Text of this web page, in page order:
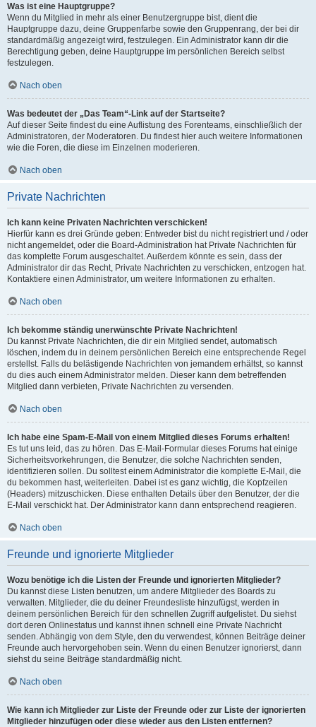
Was ist eine Hauptgruppe?
Wenn du Mitglied in mehr als einer Benutzergruppe bist, dient die
Hauptgruppe dazu, deine Gruppenfarbe sowie den Gruppenrang, der bei dir
standardmäßig angezeigt wird, festzulegen. Ein Administrator kann dir die
Berechtigung geben, deine Hauptgruppe im persönlichen Bereich selbst
festzulegen.
Nach oben
Was bedeutet der „Das Team“-Link auf der Startseite?
Auf dieser Seite findest du eine Auflistung des Forenteams, einschließlich der
Administratoren, der Moderatoren. Du findest hier auch weitere Informationen
wie die Foren, die diese im Einzelnen moderieren.
Nach oben
Private Nachrichten
Ich kann keine Privaten Nachrichten verschicken!
Hierfür kann es drei Gründe geben: Entweder bist du nicht registriert und / oder
nicht angemeldet, oder die Board-Administration hat Private Nachrichten für
das komplette Forum ausgeschaltet. Außerdem könnte es sein, dass der
Administrator dir das Recht, Private Nachrichten zu verschicken, entzogen hat.
Kontaktiere einen Administrator, um weitere Informationen zu erhalten.
Nach oben
Ich bekomme ständig unerwünschte Private Nachrichten!
Du kannst Private Nachrichten, die dir ein Mitglied sendet, automatisch
löschen, indem du in deinem persönlichen Bereich eine entsprechende Regel
erstellst. Falls du belästigende Nachrichten von jemandem erhältst, so kannst
du dies auch einem Administrator melden. Dieser kann dem betreffenden
Mitglied dann verbieten, Private Nachrichten zu versenden.
Nach oben
Ich habe eine Spam-E-Mail von einem Mitglied dieses Forums erhalten!
Es tut uns leid, das zu hören. Das E-Mail-Formular dieses Forums hat einige
Sicherheitsvorkehrungen, die Benutzer, die solche Nachrichten senden,
identifizieren sollen. Du solltest einem Administrator die komplette E-Mail, die
du bekommen hast, weiterleiten. Dabei ist es ganz wichtig, die Kopfzeilen
(Headers) mitzuschicken. Diese enthalten Details über den Benutzer, der die
E-Mail verschickt hat. Der Administrator kann dann entsprechend reagieren.
Nach oben
Freunde und ignorierte Mitglieder
Wozu benötige ich die Listen der Freunde und ignorierten Mitglieder?
Du kannst diese Listen benutzen, um andere Mitglieder des Boards zu
verwalten. Mitglieder, die du deiner Freundesliste hinzufügst, werden in
deinem persönlichen Bereich für den schnellen Zugriff aufgelistet. Du siehst
dort deren Onlinestatus und kannst ihnen schnell eine Private Nachricht
senden. Abhängig von dem Style, den du verwendest, können Beiträge deiner
Freunde auch hervorgehoben sein. Wenn du einen Benutzer ignorierst, dann
siehst du seine Beiträge standardmäßig nicht.
Nach oben
Wie kann ich Mitglieder zur Liste der Freunde oder zur Liste der ignorierten
Mitglieder hinzufügen oder diese wieder aus den Listen entfernen?